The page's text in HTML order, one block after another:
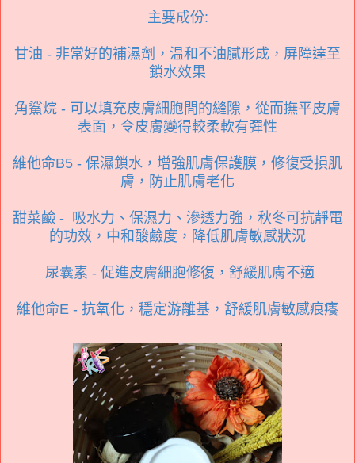
主要成份:
甘油 - 非常好的補濕劑，温和不油膩形成，屏障達至
鎖水效果
角鯊烷 - 可以填充皮膚細胞間的縫隙，從而撫平皮膚
表面，令皮膚變得較柔軟有彈性
維他命B5 - 保濕鎖水，增強肌膚保護膜，修復受損肌
膚，防止肌膚老化
甜菜鹼 - 吸水力、保濕力、滲透力強，秋冬可抗靜電
的功效，中和酸鹼度，降低肌膚敏感狀況
尿囊素 - 促進皮膚細胞修復，舒緩肌膚不適
維他命E - 抗氧化，穩定游離基，舒緩肌膚敏感痕癢